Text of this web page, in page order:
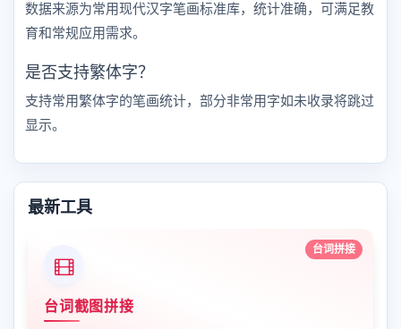
数据来源为常用现代汉字笔画标准库，统计准确，可满足教
育和常规应用需求。
是否支持繁体字？
支持常用繁体字的笔画统计，部分非常用字如未收录将跳过
显示。
最新工具
台词拼接
台词截图拼接